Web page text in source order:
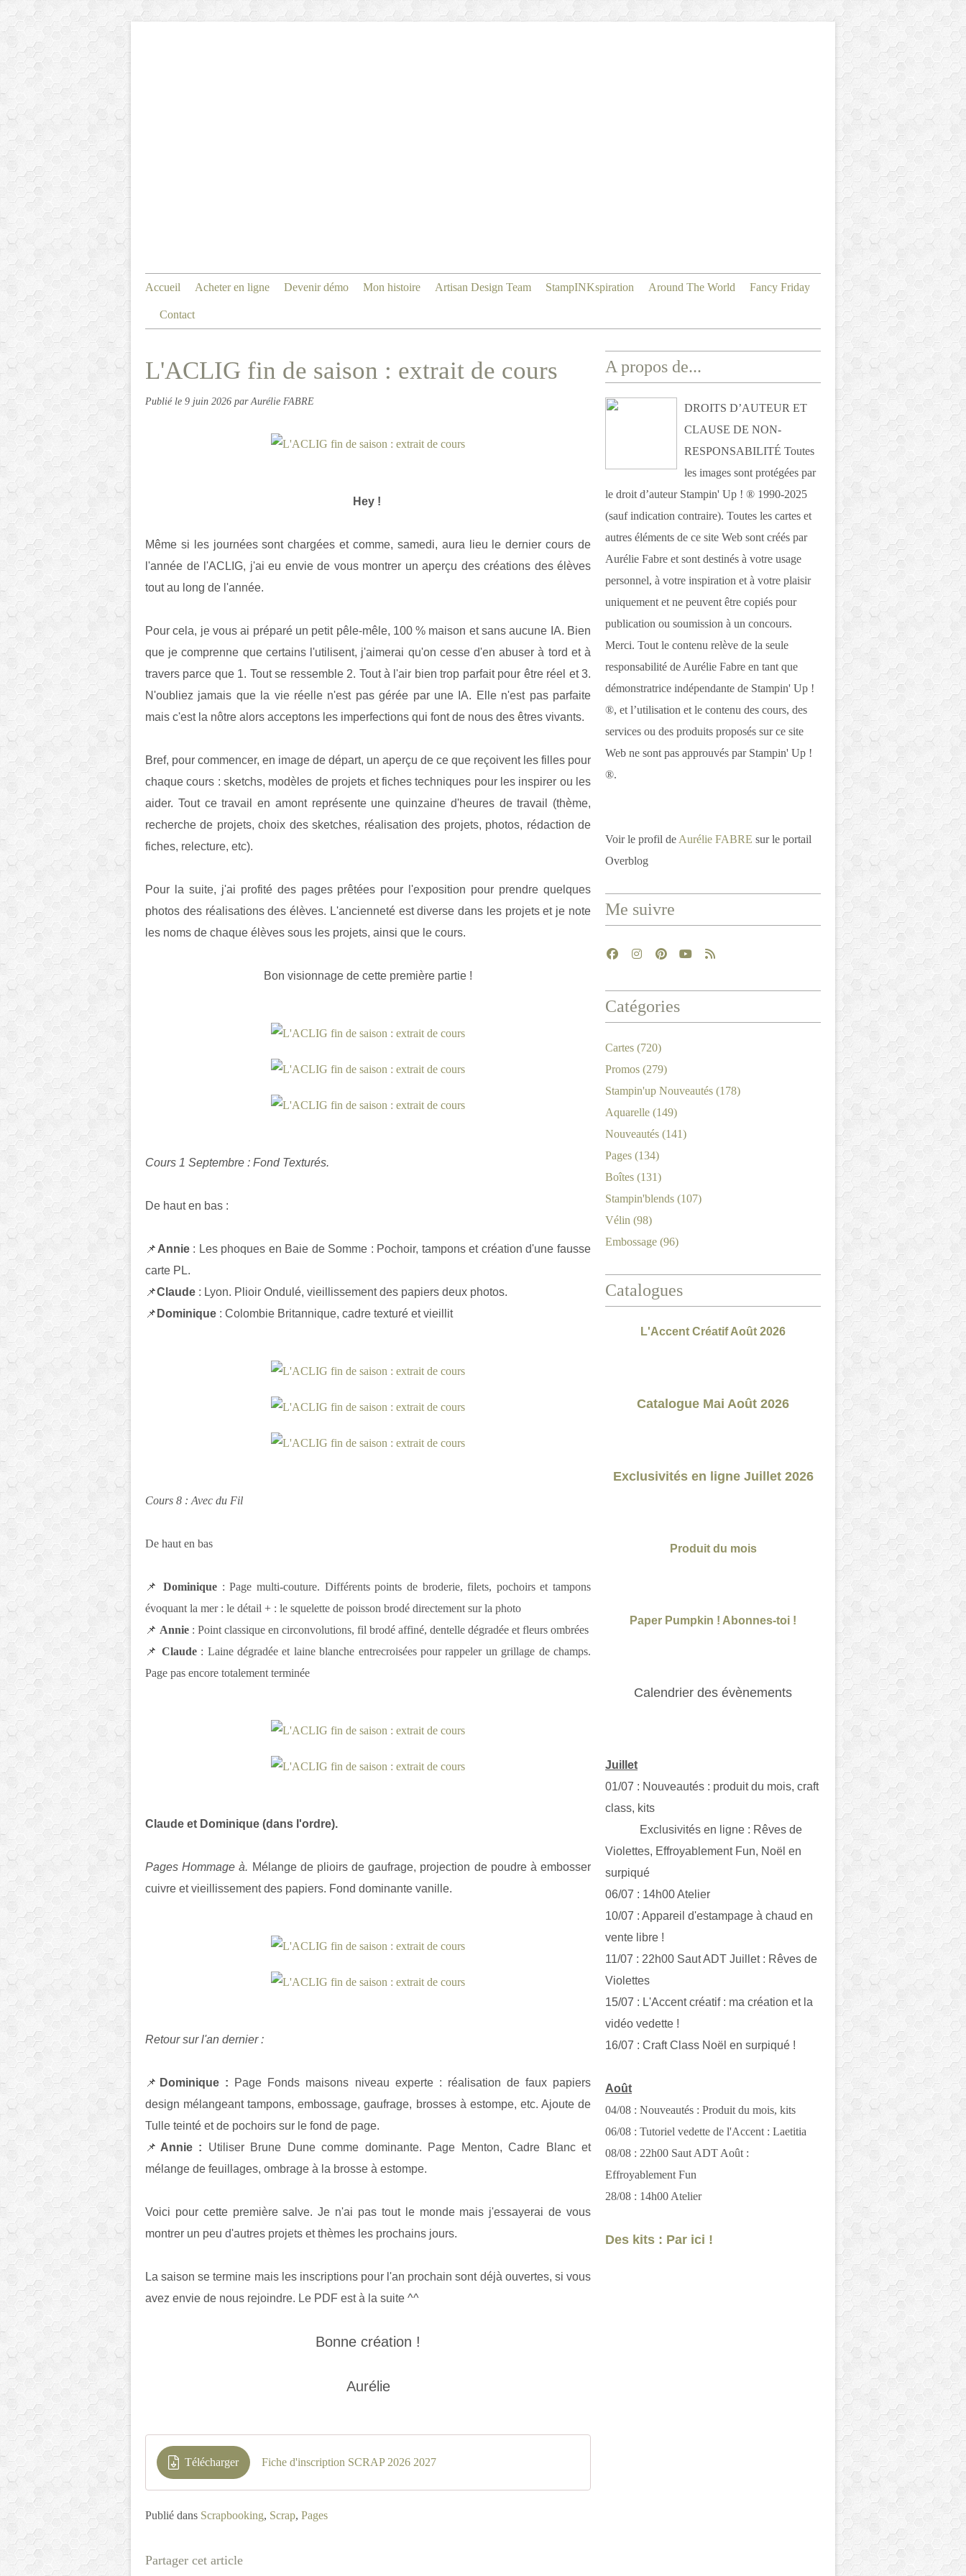
Accueil Acheter en ligne Devenir démo Mon histoire Artisan Design Team StampINKspiration Around The World Fancy Friday
Contact
L'ACLIG fin de saison : extrait de cours
Publié le 9 juin 2026 par Aurélie FABRE
Hey !
Même si les journées sont chargées et comme, samedi, aura lieu le dernier cours de
l'année de l'ACLIG, j'ai eu envie de vous montrer un aperçu des créations des élèves
tout au long de l'année.
Pour cela, je vous ai préparé un petit pêle-mêle, 100 % maison et sans aucune IA. Bien
que je comprenne que certains l'utilisent, j'aimerai qu'on cesse d'en abuser à tord et à
travers parce que 1. Tout se ressemble 2. Tout à l'air bien trop parfait pour être réel et 3.
N'oubliez jamais que la vie réelle n'est pas gérée par une IA. Elle n'est pas parfaite
mais c'est la nôtre alors acceptons les imperfections qui font de nous des êtres vivants.
Bref, pour commencer, en image de départ, un aperçu de ce que reçoivent les filles pour
chaque cours : sketchs, modèles de projets et fiches techniques pour les inspirer ou les
aider. Tout ce travail en amont représente une quinzaine d'heures de travail (thème,
recherche de projets, choix des sketches, réalisation des projets, photos, rédaction de
fiches, relecture, etc).
Pour la suite, j'ai profité des pages prêtées pour l'exposition pour prendre quelques
photos des réalisations des élèves. L'ancienneté est diverse dans les projets et je note
les noms de chaque élèves sous les projets, ainsi que le cours.
Bon visionnage de cette première partie !
Cours 1 Septembre : Fond Texturés.
De haut en bas :
📌 Annie: Les phoques en Baie de Somme : Pochoir, tampons et création d'une fausse
carte PL.
📌Claude : Lyon. Plioir Ondulé, vieillissement des papiers deux photos.
📌 Dominique : Colombie Britannique, cadre texturé et vieillit
Cours 8 : Avec du Fil
De haut en bas
📌Dominique : Page multi-couture. Différents points de broderie, filets, pochoirs et tampons
évoquant la mer : le détail + : le squelette de poisson brodé directement sur la photo
📌 Annie : Point classique en circonvolutions, fil brodé affiné, dentelle dégradée et fleurs ombrées
📌 Claude: Laine dégradée et laine blanche entrecroisées pour rappeler un grillage de champs.
Page pas encore totalement terminée
Claude et Dominique (dans l'ordre).
Pages Hommage à. Mélange de plioirs de gaufrage, projection de poudre à embosser
cuivre et vieillissement des papiers. Fond dominante vanille.
Retour sur l'an dernier :
📌 Dominique :
Page Fonds maisons niveau experte : réalisation de faux papiers
design mélangeant tampons, embossage, gaufrage, brosses à estompe, etc. Ajoute de
Tulle teinté et de pochoirs sur le fond de page.
📌 Annie : Utiliser Brune Dune comme dominante. Page Menton, Cadre Blanc et
mélange de feuillages, ombrage à la brosse à estompe.
Voici pour cette première salve. Je n'ai pas tout le monde mais j'essayerai de vous
montrer un peu d'autres projets et thèmes les prochains jours.
La saison se termine mais les inscriptions pour l'an prochain sont déjà ouvertes, si vous
avez envie de nous rejoindre. Le PDF est à la suite ^^
Bonne création !
Aurélie
Télécharger Fiche d'inscription SCRAP 2026 2027
Publié dans Scrapbooking, Scrap, Pages
Partager cet article
A propos de...
DROITS D’AUTEUR ET
CLAUSE DE NON-
RESPONSABILITÉ Toutes
les images sont protégées par
le droit d’auteur Stampin' Up ! ® 1990-2025
(sauf indication contraire). Toutes les cartes et
autres éléments de ce site Web sont créés par
Aurélie Fabre et sont destinés à votre usage
personnel, à votre inspiration et à votre plaisir
uniquement et ne peuvent être copiés pour
publication ou soumission à un concours.
Merci. Tout le contenu relève de la seule
responsabilité de Aurélie Fabre en tant que
démonstratrice indépendante de Stampin' Up !
®, et l’utilisation et le contenu des cours, des
services ou des produits proposés sur ce site
Web ne sont pas approuvés par Stampin' Up !
®.
Voir le profil de Aurélie FABRE sur le portail
Overblog
Me suivre
Catégories
Cartes (720)
Promos (279)
Stampin'up Nouveautés (178)
Aquarelle (149)
Nouveautés (141)
Pages (134)
Boîtes (131)
Stampin'blends (107)
Vélin (98)
Embossage (96)
Catalogues
L'Accent Créatif Août 2026
Catalogue Mai Août 2026
Exclusivités en ligne Juillet 2026
Produit du mois
Paper Pumpkin ! Abonnes-toi !
Calendrier des évènements
Juillet
01/07 : Nouveautés : produit du mois, craft
class, kits
Exclusivités en ligne : Rêves de
Violettes, Effroyablement Fun, Noël en
surpiqué
06/07 : 14h00 Atelier
10/07 : Appareil d'estampage à chaud en
vente libre !
11/07 : 22h00 Saut ADT Juillet : Rêves de
Violettes
15/07 : L'Accent créatif : ma création et la
vidéo vedette !
16/07 : Craft Class Noël en surpiqué !
Août
04/08 : Nouveautés : Produit du mois, kits
06/08 : Tutoriel vedette de l'Accent : Laetitia
08/08 : 22h00 Saut ADT Août :
Effroyablement Fun
28/08 : 14h00 Atelier
Des kits : Par ici !